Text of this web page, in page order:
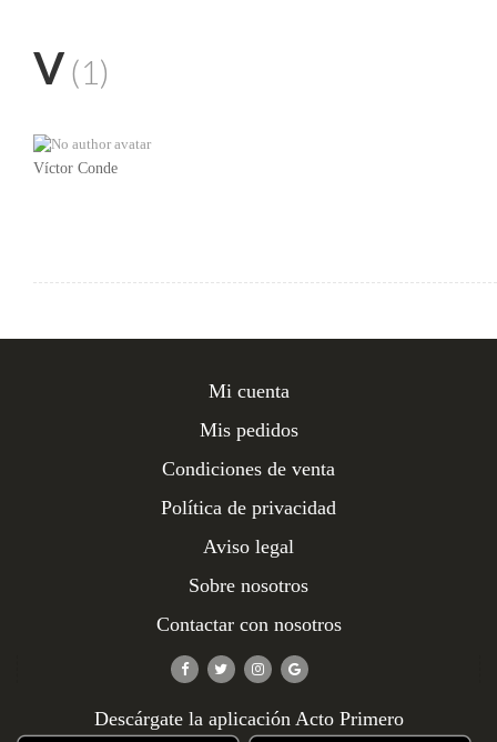
V(1)
Víctor Conde
Mi cuenta
Mis pedidos
Condiciones de venta
Política de privacidad
Aviso legal
Sobre nosotros
Contactar con nosotros
Descárgate la aplicación Acto Primero